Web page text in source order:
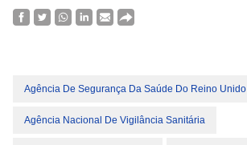
Agência De Segurança Da Saúde Do Reino Unido
Agência Nacional De Vigilância Sanitária